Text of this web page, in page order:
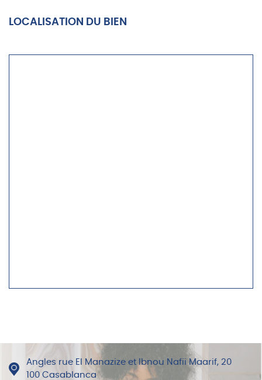
LOCALISATION DU BIEN
Angles rue El Manazize et Ibnou Nafii Maarif, 20
100 Casablanca